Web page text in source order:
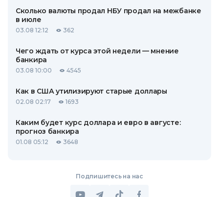
Сколько валюты продал НБУ продал на межбанке
в июле
03.08 12:12 362
Чего ждать от курса этой недели — мнение
банкира
03.08 10:00 4545
Как в США утилизируют старые доллары
02.08 02:17 1693
Каким будет курс доллара и евро в августе:
прогноз банкира
01.08 05:12 3648
Подпишитесь на нас